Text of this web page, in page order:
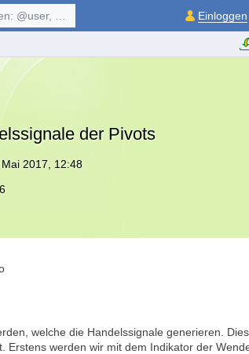
$symbol, ... Einloggen
der Pivots
2017, 12:48
6
welche die Handelssignale generieren.
Erstens werden wir mit dem Indikator der